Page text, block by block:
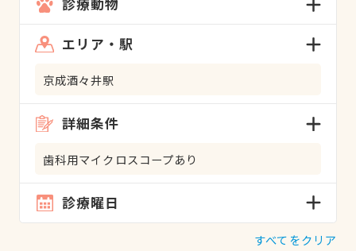
診療動物
エリア・駅
京成酒々井駅
詳細条件
歯科用マイクロスコープあり
診療曜日
すべてをクリア